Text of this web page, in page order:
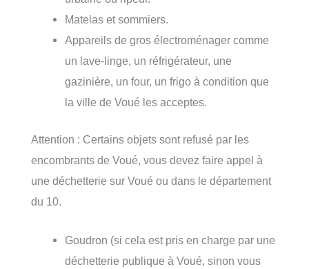
Matelas et sommiers.
Appareils de gros électroménager comme
un lave-linge, un réfrigérateur, une
gazinière, un four, un frigo à condition que
la ville de Voué les acceptes.
Attention : Certains objets sont refusé par les
encombrants de Voué, vous devez faire appel à
une déchetterie sur Voué ou dans le département
du 10.
Goudron (si cela est pris en charge par une
déchetterie publique à Voué, sinon vous